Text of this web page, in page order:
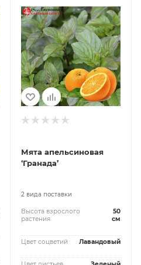
Мята апельсиновая
‘Гранада’
2 вида поставки
Высота взрослого
растения
50
см
Цвет соцветий Лавандовый